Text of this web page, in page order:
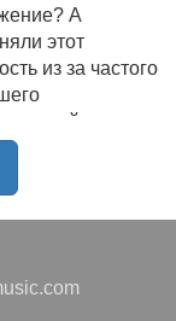
А
этот
из за частого
контент
по
новых
всех времён